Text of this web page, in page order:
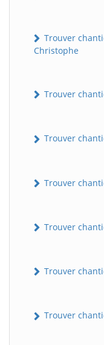
Trouver
Christophe
Trouver
Trouver
Trouver
Trouver
Trouver
Trouver